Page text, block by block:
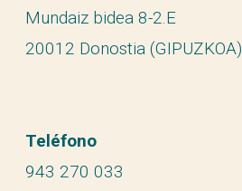
Mundaiz bidea 8-2.E
20012 Donostia (GIPUZKOA)
Teléfono
943 270 033